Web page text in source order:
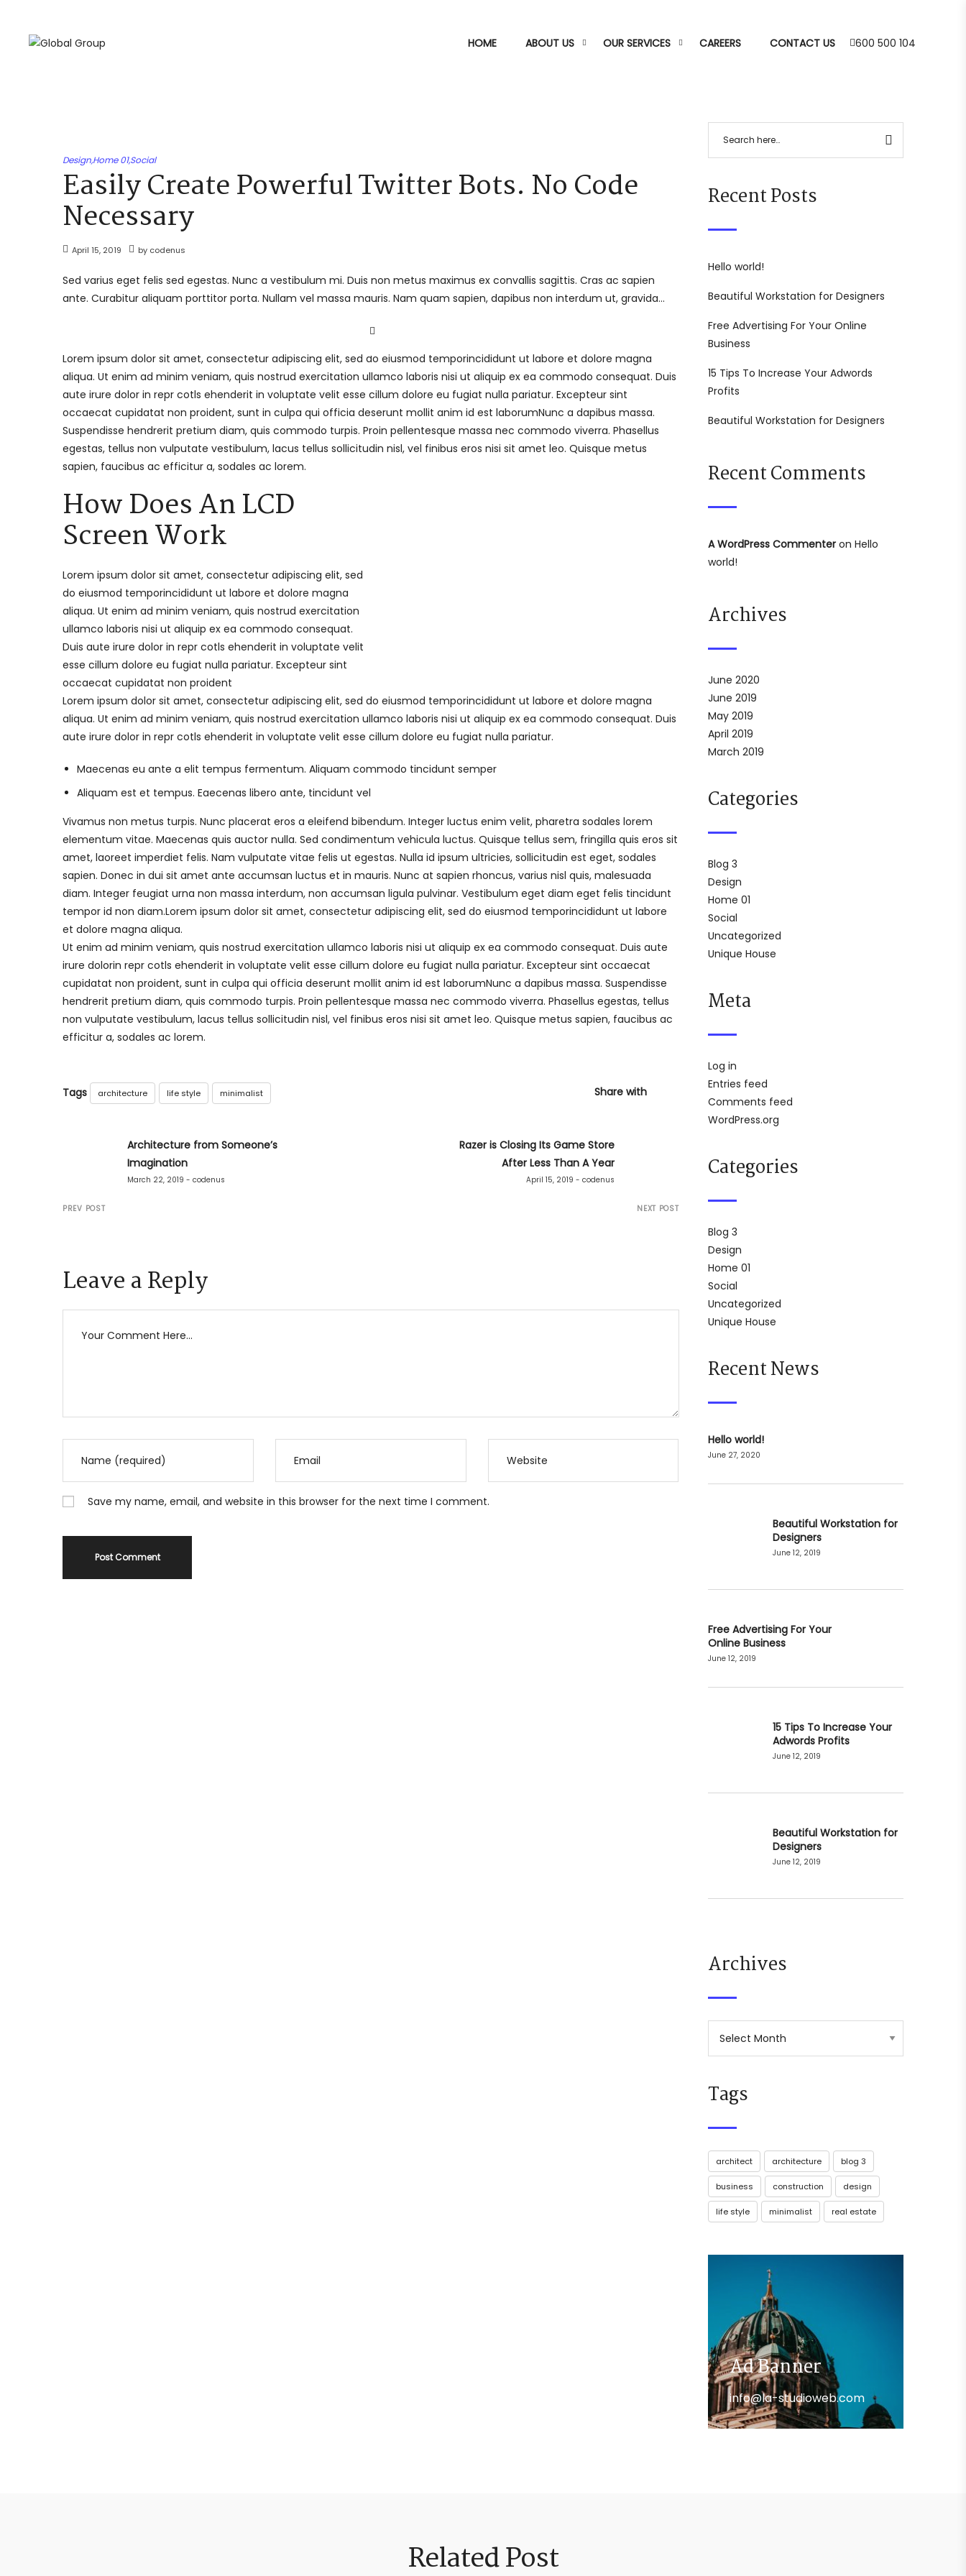
HOME ABOUT US OUR SERVICES CAREERS CONTACT US 600 500 104
Recent Posts
Hello world!
Beautiful Workstation for Designers
Free Advertising For Your Online
Business
15 Tips To Increase Your Adwords
Profits
Beautiful Workstation for Designers
Recent Comments
A WordPress Commenteron Hello
world!
Archives
June 2020
June 2019
May 2019
April 2019
March 2019
Categories
Blog 3
Design
Home 01
Social
Uncategorized
Unique House
Meta
Log in
Entries feed
Comments feed
WordPress.org
Categories
Blog 3
Design
Home 01
Social
Uncategorized
Unique House
Recent News
Hello world!
June 27, 2020
Beautiful Workstation for
Designers
June 12, 2019
Free Advertising For Your
Online Business
June 12, 2019
15 Tips To Increase Your
Adwords Profits
June 12, 2019
Beautiful Workstation for
Designers
June 12, 2019
Archives
Tags
architect architecture blog 3
business construction design
life style minimalist real estate
Ad Banner
info@la-studioweb.com
Design,Home 01,Social
Easily Create Powerful Twitter Bots. No Code
Necessary
April 15, 2019 by codenus
Sed varius eget felis sed egestas. Nunc a vestibulum mi. Duis non metus maximus ex convallis sagittis. Cras ac sapien
ante. Curabitur aliquam porttitor porta. Nullam vel massa mauris. Nam quam sapien, dapibus non interdum ut, gravida…
Lorem ipsum dolor sit amet, consectetur adipiscing elit, sed do eiusmod temporincididunt ut labore et dolore magna
aliqua. Ut enim ad minim veniam, quis nostrud exercitation ullamco laboris nisi ut aliquip ex ea commodo consequat. Duis
aute irure dolor in repr cotls ehenderit in voluptate velit esse cillum dolore eu fugiat nulla pariatur. Excepteur sint
occaecat cupidatat non proident, sunt in culpa qui officia deserunt mollit anim id est laborumNunc a dapibus massa.
Suspendisse hendrerit pretium diam, quis commodo turpis. Proin pellentesque massa nec commodo viverra. Phasellus
egestas, tellus non vulputate vestibulum, lacus tellus sollicitudin nisl, vel finibus eros nisi sit amet leo. Quisque metus
sapien, faucibus ac efficitur a, sodales ac lorem.
How Does An LCD
Screen Work
Lorem ipsum dolor sit amet, consectetur adipiscing elit, sed
do eiusmod temporincididunt ut labore et dolore magna
aliqua. Ut enim ad minim veniam, quis nostrud exercitation
ullamco laboris nisi ut aliquip ex ea commodo consequat.
Duis aute irure dolor in repr cotls ehenderit in voluptate velit
esse cillum dolore eu fugiat nulla pariatur. Excepteur sint
occaecat cupidatat non proident
Lorem ipsum dolor sit amet, consectetur adipiscing elit, sed do eiusmod temporincididunt ut labore et dolore magna
aliqua. Ut enim ad minim veniam, quis nostrud exercitation ullamco laboris nisi ut aliquip ex ea commodo consequat. Duis
aute irure dolor in repr cotls ehenderit in voluptate velit esse cillum dolore eu fugiat nulla pariatur.
Maecenas eu ante a elit tempus fermentum. Aliquam commodo tincidunt semper
Aliquam est et tempus. Eaecenas libero ante, tincidunt vel
Vivamus non metus turpis. Nunc placerat eros a eleifend bibendum. Integer luctus enim velit, pharetra sodales lorem
elementum vitae. Maecenas quis auctor nulla. Sed condimentum vehicula luctus. Quisque tellus sem, fringilla quis eros sit
amet, laoreet imperdiet felis. Nam vulputate vitae felis ut egestas. Nulla id ipsum ultricies, sollicitudin est eget, sodales
sapien. Donec in dui sit amet ante accumsan luctus et in mauris. Nunc at sapien rhoncus, varius nisl quis, malesuada
diam. Integer feugiat urna non massa interdum, non accumsan ligula pulvinar. Vestibulum eget diam eget felis tincidunt
tempor id non diam.Lorem ipsum dolor sit amet, consectetur adipiscing elit, sed do eiusmod temporincididunt ut labore
et dolore magna aliqua.
Ut enim ad minim veniam, quis nostrud exercitation ullamco laboris nisi ut aliquip ex ea commodo consequat. Duis aute
irure dolorin repr cotls ehenderit in voluptate velit esse cillum dolore eu fugiat nulla pariatur. Excepteur sint occaecat
cupidatat non proident, sunt in culpa qui officia deserunt mollit anim id est laborumNunc a dapibus massa. Suspendisse
hendrerit pretium diam, quis commodo turpis. Proin pellentesque massa nec commodo viverra. Phasellus egestas, tellus
non vulputate vestibulum, lacus tellus sollicitudin nisl, vel finibus eros nisi sit amet leo. Quisque metus sapien, faucibus ac
efficitur a, sodales ac lorem.
Tags architecture life style minimalist Share with
PREV POST
Architecture from Someone’s
Imagination
March 22, 2019 - codenus
NEXT POST
Razer is Closing Its Game Store
After Less Than A Year
April 15, 2019 - codenus
Leave a Reply
Save my name, email, and website in this browser for the next time I comment.
Related Post